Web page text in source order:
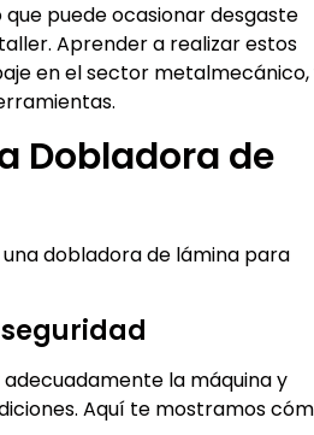
puede ocasionar desgaste
Aprender a realizar estos
en el sector metalmecánico,
Dobladora de
dobladora de lámina para
la máquina y
Aquí te mostramos